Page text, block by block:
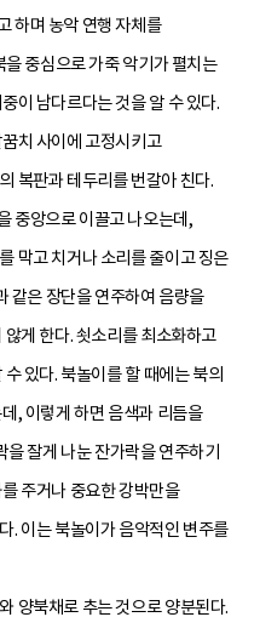
하며 농악 연행 자체를
중심으로 가죽 악기가 펼치는
이 남다르다는 것을 알 수 있다.
치 사이에 고정시키고
복판과 테두리를 번갈아 친다.
중앙으로 이끌고 나오는데,
막고 치거나 소리를 줄이고 징은
같은 장단을 연주하여 음량을
게 한다. 쇳소리를 최소화하고
있다. 북놀이를 할 때에는 북의
, 이렇게 하면 음색과 리듬을
잘게 나눈 잔가락을 연주하기
주거나 중요한 강박만을
. 이는 북놀이가 음악적인 변주를
양북채로 추는 것으로 양분된다.